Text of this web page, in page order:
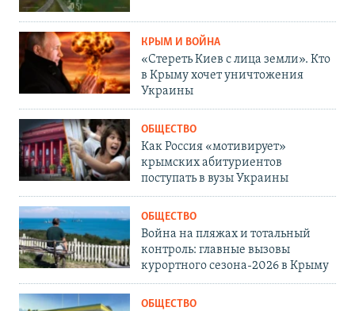
КРЫМ И ВОЙНА
«Стереть Киев с лица земли». Кто
в Крыму хочет уничтожения
Украины
ОБЩЕСТВО
Как Россия «мотивирует»
крымских абитуриентов
поступать в вузы Украины
ОБЩЕСТВО
Война на пляжах и тотальный
контроль: главные вызовы
курортного сезона-2026 в Крыму
ОБЩЕСТВО